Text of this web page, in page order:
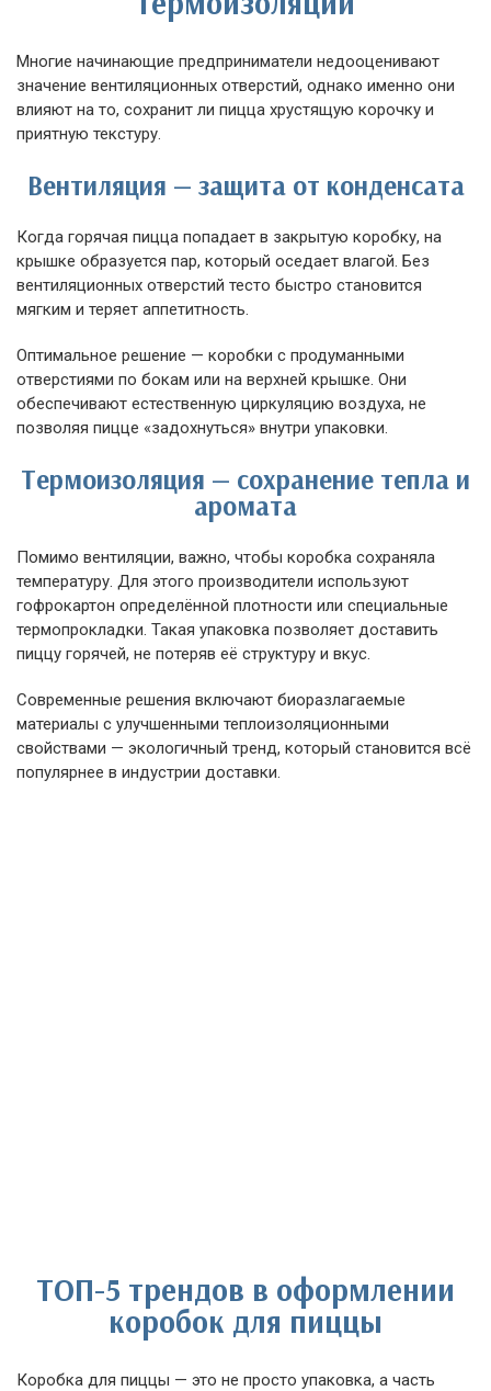
Многие начинающие предприниматели недооценивают
значение вентиляционных отверстий, однако именно они
влияют на то, сохранит ли пицца хрустящую корочку и
приятную текстуру.
Вентиляция — защита от конденсата
Когда горячая пицца попадает в закрытую коробку, на
крышке образуется пар, который оседает влагой. Без
вентиляционных отверстий тесто быстро становится
мягким и теряет аппетитность.
Оптимальное решение — коробки с продуманными
отверстиями по бокам или на верхней крышке. Они
обеспечивают естественную циркуляцию воздуха, не
позволяя пицце «задохнуться» внутри упаковки.
Термоизоляция — сохранение тепла и
аромата
Помимо вентиляции, важно, чтобы коробка сохраняла
температуру. Для этого производители используют
гофрокартон определённой плотности или специальные
термопрокладки. Такая упаковка позволяет доставить
пиццу горячей, не потеряв её структуру и вкус.
Современные решения включают биоразлагаемые
материалы с улучшенными теплоизоляционными
свойствами — экологичный тренд, который становится всё
популярнее в индустрии доставки.
ТОП-5 трендов в оформлении
коробок для пиццы
Коробка для пиццы — это не просто упаковка, а часть